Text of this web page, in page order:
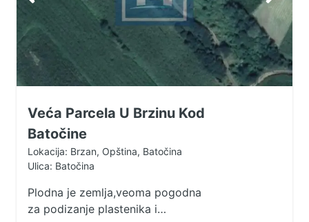
Veća Parcela U Brzinu Kod
Batočine
Lokacija: Brzan, Opština, Batočina
Ulica: Batočina
Plodna je zemlja,veoma pogodna
za podizanje plastenika i